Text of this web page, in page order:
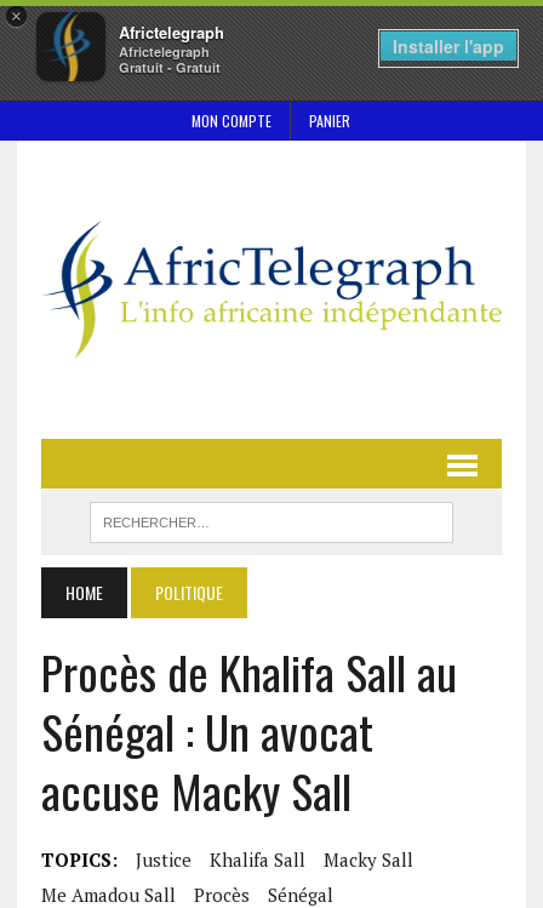
×
Africtelegraph
Africtelegraph
Gratuit - Gratuit
Installer l'app
MON COMPTE PANIER
HOME POLITIQUE
Procès de Khalifa Sall au
Sénégal : Un avocat
accuse Macky Sall
TOPICS: Justice Khalifa Sall
Macky Sall
Me Amadou Sall
Procès Sénégal